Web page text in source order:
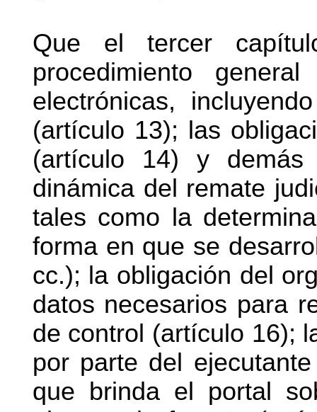
Que el tercer
procedimiento
electrónicas,
(artículo 13); las
(artículo 14) y demás
dinámica del remate
tales como la
forma en que se
cc.); la obligación del
datos necesarios para
de control (artículo 16);
por parte del
que brinda el portal